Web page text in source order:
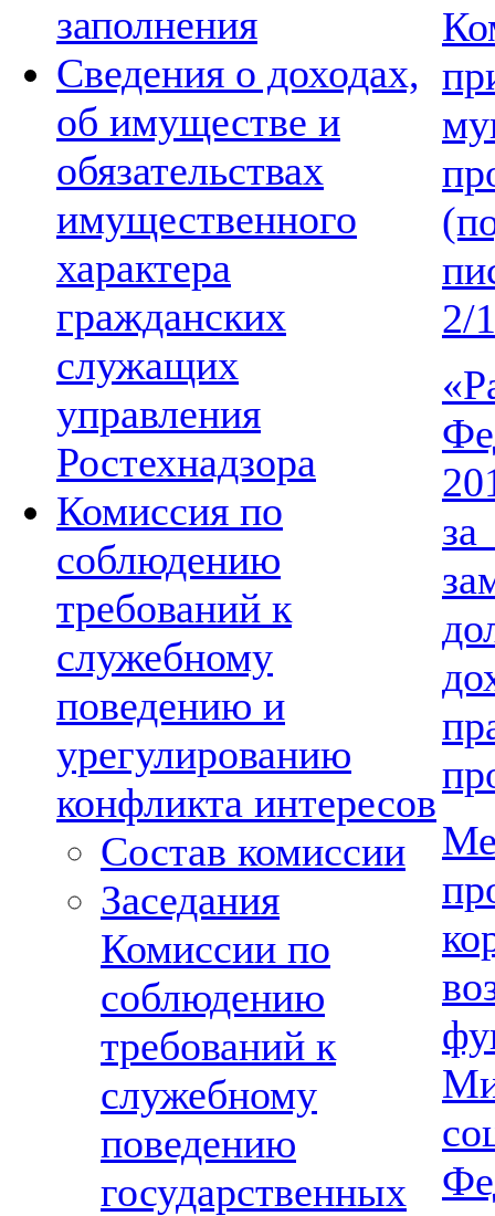
заполнения
Сведения о доходах,
об имуществе и
обязательствах
имущественного
характера
гражданских
служащих
управления
Ростехнадзора
Комиссия по
соблюдению
требований к
служебному
поведению и
урегулированию
конфликта интересов
Состав комиссии
Заседания
Комиссии по
соблюдению
требований к
служебному
поведению
государственных
2/